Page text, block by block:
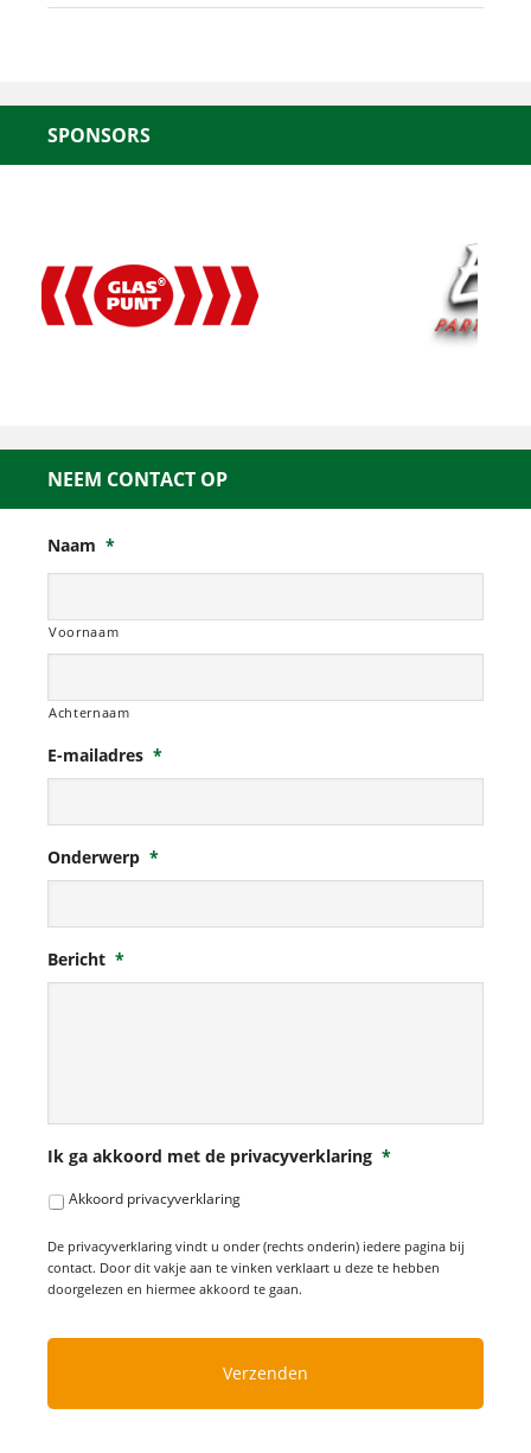
SPONSORS
NEEM CONTACT OP
Naam *
Voornaam
Achternaam
E-mailadres *
Onderwerp *
Bericht *
Ik ga akkoord met de privacyverklaring *
Akkoord privacyverklaring
De privacyverklaring vindt u onder (rechts onderin) iedere pagina bij
contact. Door dit vakje aan te vinken verklaart u deze te hebben
doorgelezen en hiermee akkoord te gaan.